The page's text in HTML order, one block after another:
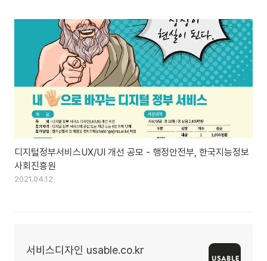
디지털정부서비스UX/UI 개선 공모 - 행정안전부, 한국지능정보
사회진흥원
2021.04.12
서비스디자인 usable.co.kr